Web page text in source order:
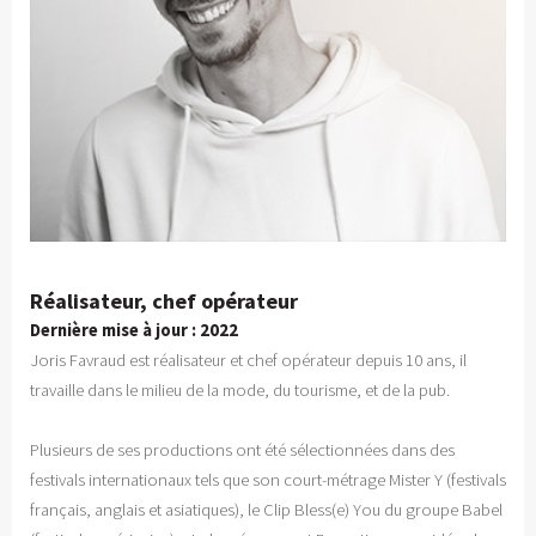
Réalisateur, chef opérateur
Dernière mise à jour : 2022
Joris Favraud est réalisateur et chef opérateur depuis 10 ans, il
travaille dans le milieu de la mode, du tourisme, et de la pub.
Plusieurs de ses productions ont été sélectionnées dans des
festivals internationaux tels que son court-métrage Mister Y (festivals
français, anglais et asiatiques), le Clip Bless(e) You du groupe Babel